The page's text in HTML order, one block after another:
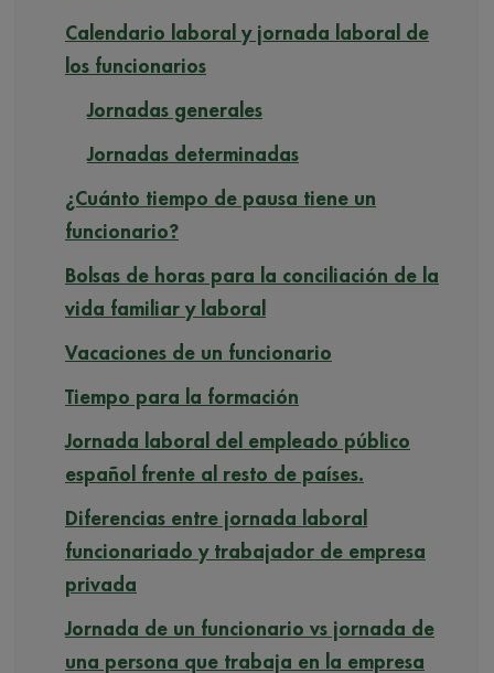
Calendario laboral y jornada laboral de
los funcionarios
Jornadas generales
Jornadas determinadas
¿Cuánto tiempo de pausa tiene un
funcionario?
Bolsas de horas para la conciliación de la
vida familiar y laboral
Vacaciones de un funcionario
Tiempo para la formación
Jornada laboral del empleado público
español frente al resto de países.
Diferencias entre jornada laboral
funcionariado y trabajador de empresa
privada
Jornada de un funcionario vs jornada de
una persona que trabaja en la empresa